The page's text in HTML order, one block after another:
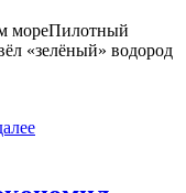
мореПилотный
«зелёный» водород